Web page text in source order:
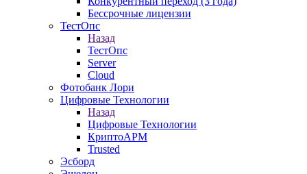
Бессрочные лицензии
ТестОпс
Назад
ТестОпс
Server
Cloud
Фотобанк Лори
Цифровые Технологии
Назад
Цифровые Технологии
КриптоАРМ
Trusted
Эсборд